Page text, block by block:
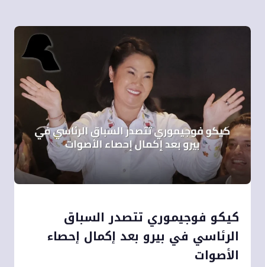
كيكو فوجيموري تتصدر السباق
الرئاسي في بيرو بعد إكمال إحصاء
الأصوات